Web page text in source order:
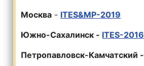
Москва - ITES&MP-2019
Южно-Сахалинск - ITES-2016
Петропавловск-Камчатский -